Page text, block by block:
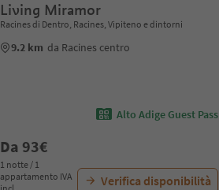
Living Miramor
Racines di Dentro, Racines, Vipiteno e dintorni
9.2 km da Racines centro
Alto Adige Guest Pass
Da 93€
1 notte / 1
appartamento IVA
Verifica disponibilità